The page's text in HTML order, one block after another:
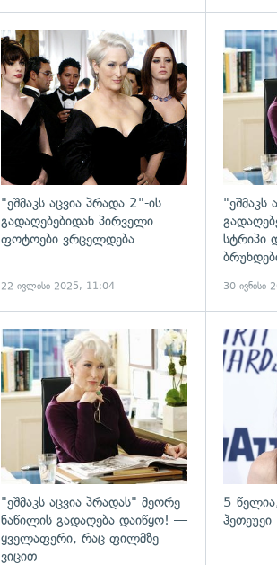
გადახედვა
"ეშმაკს აცვია პრადა 2"-ის
გადაღებებიდან პირველი
ფოტოები ვრცელდება
22 ივლისი 2025, 11:04
"ეშმაკს
სტრიპი
30 ივნისი
გადახედვა
"ეშმაკს აცვია პრადას" მეორე
ნაწილის გადაღება დაიწყო! —
ყველაფერი, რაც ფილმზე
ვიცით
5
ჰეთეუეი